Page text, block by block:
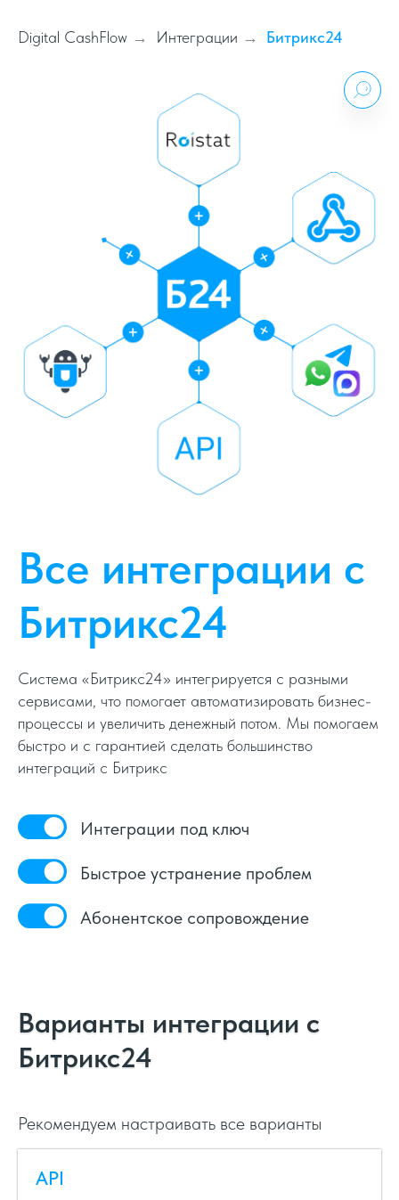
Digital CashFlow → Интеграции → Битрикс24
Все интеграции с
Битрикс24
Система «Битрикс24» интегрируется с разными
сервисами, что помогает автоматизировать бизнес-
процессы и увеличить денежный потом. Мы помогаем
быстро и с гарантией сделать большинство
интеграций с Битрикс
Интеграции под ключ
Быстрое устранение проблем
Абонентское сопровождение
Варианты интеграции с
Битрикс24
Рекомендуем настраивать все варианты
API